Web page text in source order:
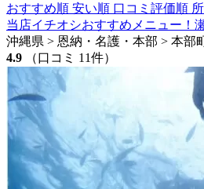
おすすめ順 安い順 口コミ評価順
当店イチオシおすすめメニュー！
沖縄県 > 恩納・名護・本部 > 本部
4.9
（口コミ 11件）